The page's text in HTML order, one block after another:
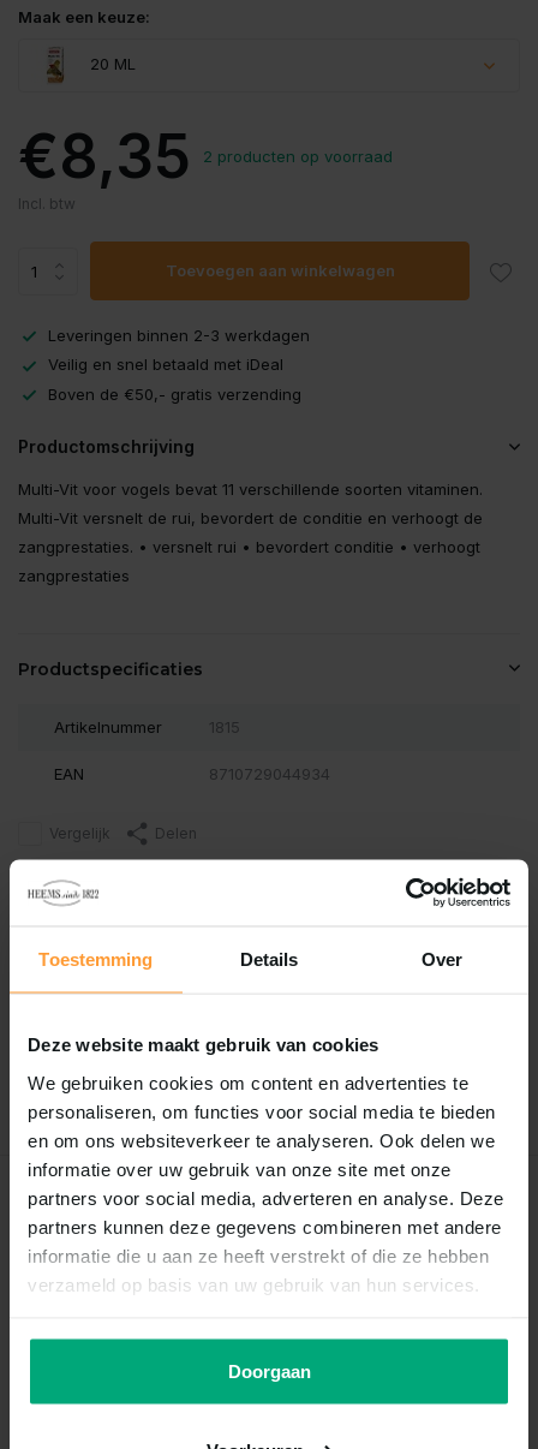
Toestemming Details Over
Deze website maakt gebruik van cookies
We gebruiken cookies om content en advertenties te
personaliseren, om functies voor social media te bieden
en om ons websiteverkeer te analyseren. Ook delen we
informatie over uw gebruik van onze site met onze
partners voor social media, adverteren en analyse. Deze
partners kunnen deze gegevens combineren met andere
informatie die u aan ze heeft verstrekt of die ze hebben
verzameld op basis van uw gebruik van hun services.
Doorgaan
Maak een keuze:
20 ML
€8,35 2 producten op voorraad
Incl. btw
Toevoegen aan winkelwagen
Leveringen binnen 2-3 werkdagen
Veilig en snel betaald met iDeal
Boven de €50,- gratis verzending
Productomschrijving
Multi-Vit voor vogels bevat 11 verschillende soorten vitaminen.
Multi-Vit versnelt de rui, bevordert de conditie en verhoogt de
zangprestaties. • versnelt rui • bevordert conditie • verhoogt
zangprestaties
Productspecificaties
Artikelnummer 1815
EAN 8710729044934
Vergelijk Delen
/
Schrijf je eigen review
Recent bekeken